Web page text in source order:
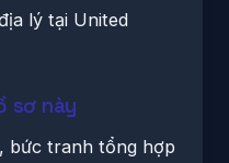
lý tại United
sơ này
, bức tranh tổng hợp